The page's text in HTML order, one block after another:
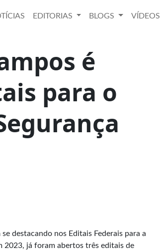
EDITORIAS BLOGS
VÍDEOS
é
para o
destacando nos Editais Federais para a
2023, já foram abertos três editais de